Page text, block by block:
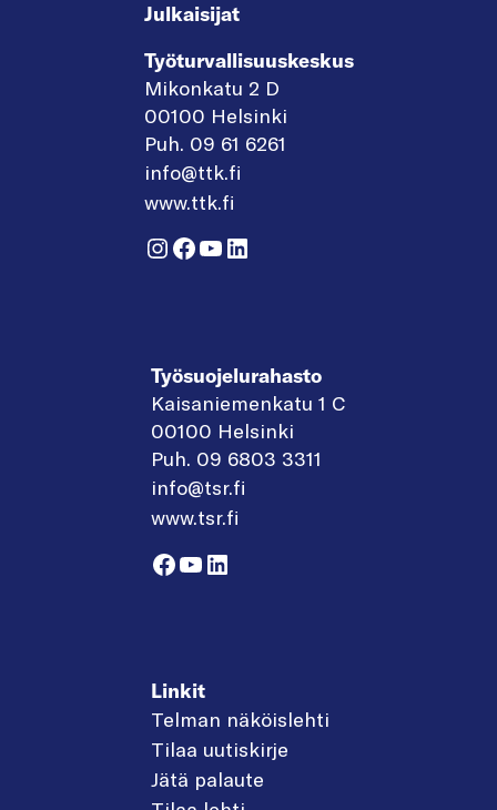
Julkaisijat
Työturvallisuuskeskus
Mikonkatu 2 D
00100 Helsinki
Puh. 09 61 6261
info@ttk.fi
www.ttk.fi
Instagram
Facebook
YouTube
LinkedIn
Työsuojelurahasto
Kaisaniemenkatu 1 C
00100 Helsinki
Puh. 09 6803 3311
info@tsr.fi
www.tsr.fi
Facebook
YouTube
LinkedIn
Linkit
Telman näköislehti
Tilaa uutiskirje
Jätä palaute